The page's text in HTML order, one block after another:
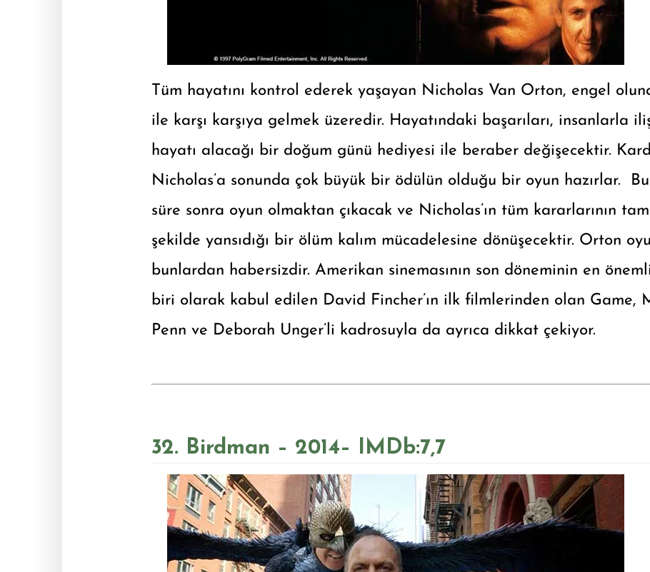
Tüm hayatını kontrol ederek yaşayan Nicholas Van Orton, engel
ile karşı karşıya gelmek üzeredir. Hayatındaki başarıları, insanlarla
hayatı alacağı bir doğum günü hediyesi ile beraber değişecektir.
Nicholas’a sonunda çok büyük bir ödülün olduğu bir oyun hazırlar.
süre sonra oyun olmaktan çıkacak ve Nicholas’ın tüm kararlarının
şekilde yansıdığı bir ölüm kalım mücadelesine dönüşecektir. Orton
bunlardan habersizdir. Amerikan sinemasının son döneminin en
biri olarak kabul edilen David Fincher’ın ilk filmlerinden olan Game,
Penn ve Deborah Unger’li kadrosuyla da ayrıca dikkat çekiyor.
32. Birdman – 2014– IMDb:7,7